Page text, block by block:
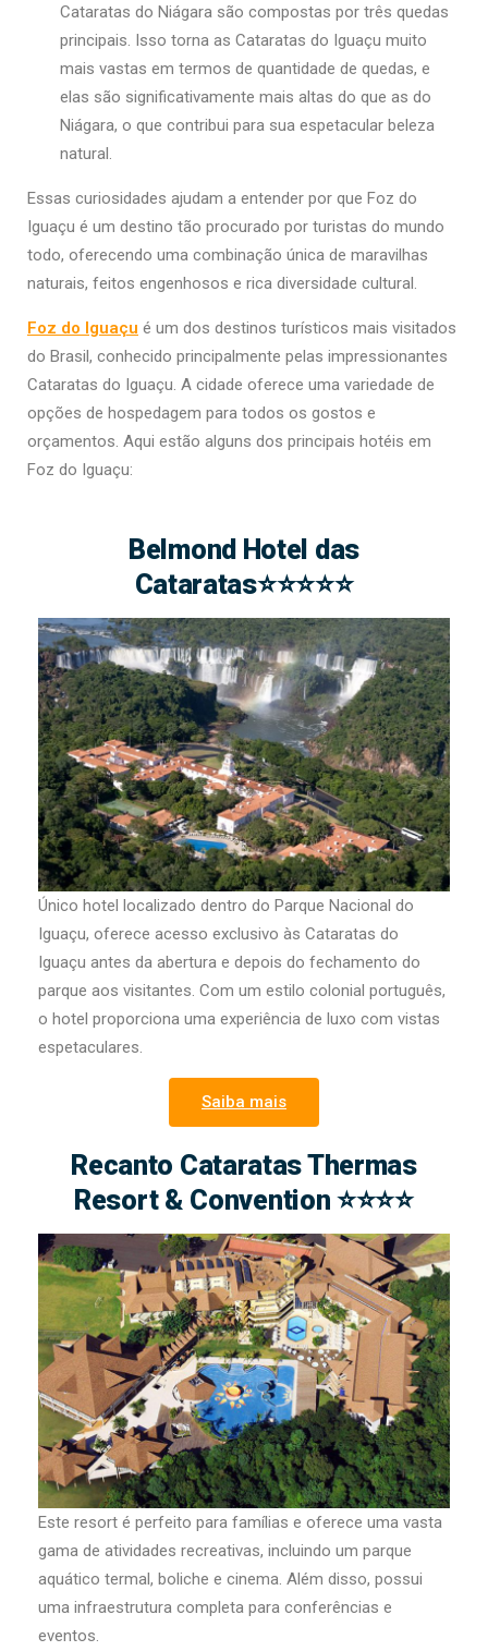
Cataratas do Niágara são compostas por três quedas
principais. Isso torna as Cataratas do Iguaçu muito
mais vastas em termos de quantidade de quedas, e
elas são significativamente mais altas do que as do
Niágara, o que contribui para sua espetacular beleza
natural.
Essas curiosidades ajudam a entender por que Foz do
Iguaçu é um destino tão procurado por turistas do mundo
todo, oferecendo uma combinação única de maravilhas
naturais, feitos engenhosos e rica diversidade cultural.
Foz do Iguaçu é um dos destinos turísticos mais visitados
do Brasil, conhecido principalmente pelas impressionantes
Cataratas do Iguaçu. A cidade oferece uma variedade de
opções de hospedagem para todos os gostos e
orçamentos. Aqui estão alguns dos principais hotéis em
Foz do Iguaçu:
Belmond Hotel das
Cataratas⭐⭐⭐⭐⭐
Único hotel localizado dentro do Parque Nacional do
Iguaçu, oferece acesso exclusivo às Cataratas do
Iguaçu antes da abertura e depois do fechamento do
parque aos visitantes. Com um estilo colonial português,
o hotel proporciona uma experiência de luxo com vistas
espetaculares.
Saiba mais
Recanto Cataratas Thermas
Resort & Convention ⭐⭐⭐⭐
Este resort é perfeito para famílias e oferece uma vasta
gama de atividades recreativas, incluindo um parque
aquático termal, boliche e cinema. Além disso, possui
uma infraestrutura completa para conferências e
eventos.